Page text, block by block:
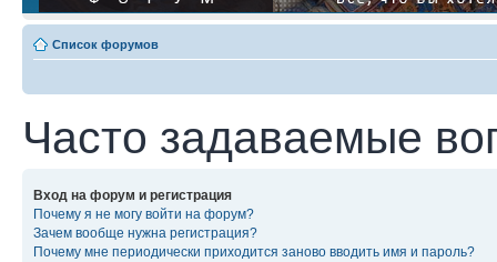
Список форумов
Часто задаваемые
Вход на форум и регистрация
Почему я не могу войти на форум?
Зачем вообще нужна регистрация?
Почему мне периодически приходится заново вводить имя и пароль?